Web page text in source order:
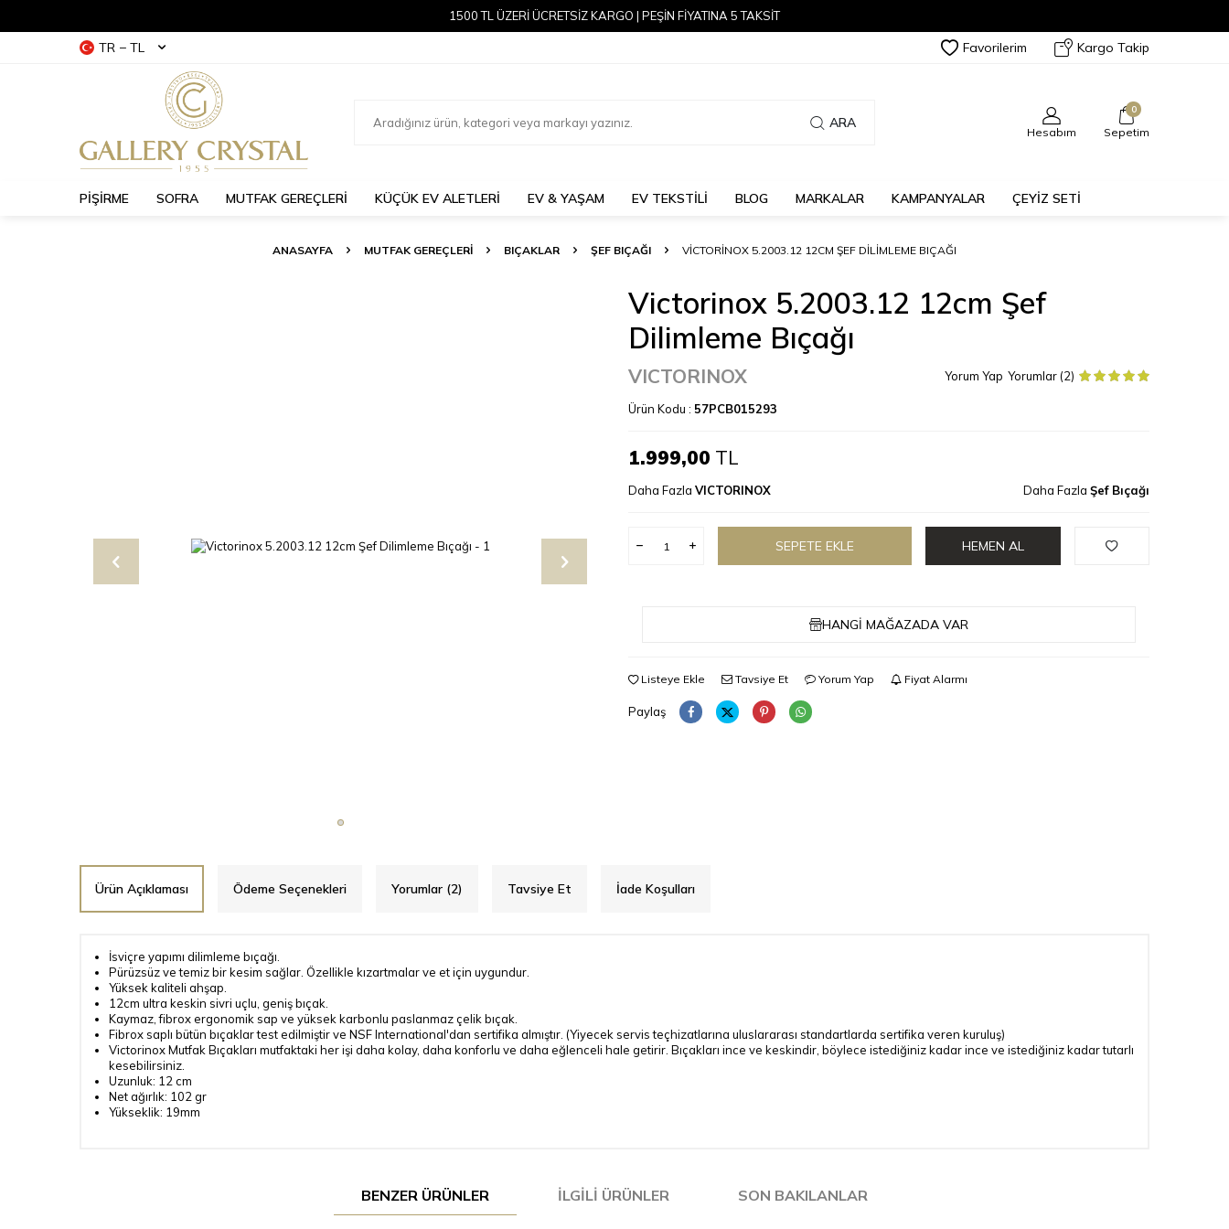
1500 TL ÜZERİ ÜCRETSİZ KARGO | PEŞİN FİYATINA 5 TAKSİT
TR − TL Favorilerim Kargo Takip
ARA
Hesabım
0
Sepetim
PİŞİRME SOFRA MUTFAK GEREÇLERİ KÜÇÜK EV ALETLERİ EV & YAŞAM EV TEKSTİLİ BLOG MARKALAR KAMPANYALAR ÇEYİZ SETİ
ANASAYFA MUTFAK GEREÇLERİ BIÇAKLAR ŞEF BIÇAĞI VICTORINOX 5.2003.12 12CM ŞEF DILIMLEME BIÇAĞI
Victorinox 5.2003.12 12cm Şef
Dilimleme Bıçağı
VICTORINOX Yorum Yap Yorumlar (2)
Ürün Kodu : 57PCB015293
1.999,00 TL
Daha Fazla VICTORINOX Daha Fazla Şef Bıçağı
SEPETE EKLE HEMEN AL
HANGI MAĞAZADA VAR
Listeye Ekle Tavsiye Et Yorum Yap Fiyat Alarmı
Paylaş
Ürün Açıklaması Ödeme Seçenekleri Yorumlar (2) Tavsiye Et İade Koşulları
İsviçre yapımı dilimleme bıçağı.
Pürüzsüz ve temiz bir kesim sağlar. Özellikle kızartmalar ve et için uygundur.
Yüksek kaliteli ahşap.
12cm ultra keskin sivri uçlu, geniş bıçak.
Kaymaz, fibrox ergonomik sap ve yüksek karbonlu paslanmaz çelik bıçak.
Fibrox saplı bütün bıçaklar test edilmiştir ve NSF International'dan sertifika almıştır. (Yiyecek servis teçhizatlarına uluslararası standartlarda sertifika veren kuruluş)
Victorinox Mutfak Bıçakları mutfaktaki her işi daha kolay, daha konforlu ve daha eğlenceli hale getirir. Bıçakları ince ve keskindir, böylece istediğiniz kadar ince ve istediğiniz kadar tutarlı
kesebilirsiniz.
Uzunluk: 12 cm
Net ağırlık: 102 gr
Yükseklik: 19mm
BENZER ÜRÜNLER İLGILI ÜRÜNLER SON BAKILANLAR